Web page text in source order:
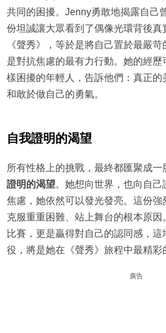
共同的困擾。Jenny勇敢地揭露自己
份坦誠讓大眾看到了偶像光環背後真
《聲秀》，等於是將自己置於最嚴
是對抗焦慮的最有力行動。她的經歷
樣困擾的年輕人，告訴他們：真正的
和敢於做自己的勇氣。
自我證明的渴望
所有性格上的挑戰，最終都匯聚成
證明的渴望。她想向世界，也向自己
焦慮，她依然可以發光發亮。這份
克服重重困難、站上舞台的根本原
比賽，更是贏得對自己的認同感，
役，將是她在《聲秀》旅程中最精彩
廣告